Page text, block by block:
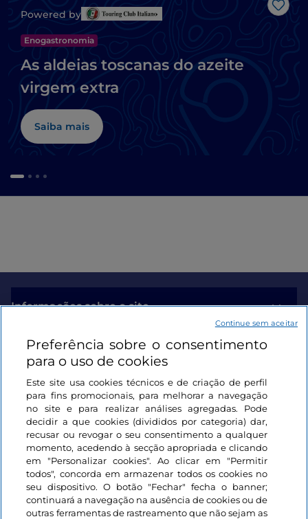
Powered by
Enogastronomia
As aldeias toscanas do azeite
virgem extra
Saiba mais
Informações sobre o site
Ligações úteis
Iniciar sessão
Mantenha-se em contacto
Preferência sobre o consentimento
para o uso de cookies
Este site usa cookies técnicos e de criação de perfil
para fins promocionais, para melhorar a navegação
no site e para realizar análises agregadas. Pode
decidir a que cookies (divididos por categoria) dar,
recusar ou revogar o seu consentimento a qualquer
momento, acedendo à secção apropriada e clicando
em "Personalizar cookies". Ao clicar em "Permitir
todos", concorda em armazenar todos os cookies no
seu dispositivo. O botão "Fechar" fecha o banner;
continuará a navegação na ausência de cookies ou de
outras ferramentas de rastreamento que não sejam as
Continue sem aceitar